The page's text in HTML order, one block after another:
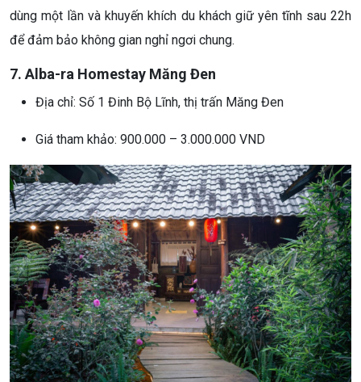
dùng một lần và khuyến khích du khách giữ yên tĩnh sau 22h
để đảm bảo không gian nghỉ ngơi chung.
7. Alba-ra Homestay Măng Đen
Địa chỉ: Số 1 Đinh Bộ Lĩnh, thị trấn Măng Đen
Giá tham khảo: 900.000 – 3.000.000 VND